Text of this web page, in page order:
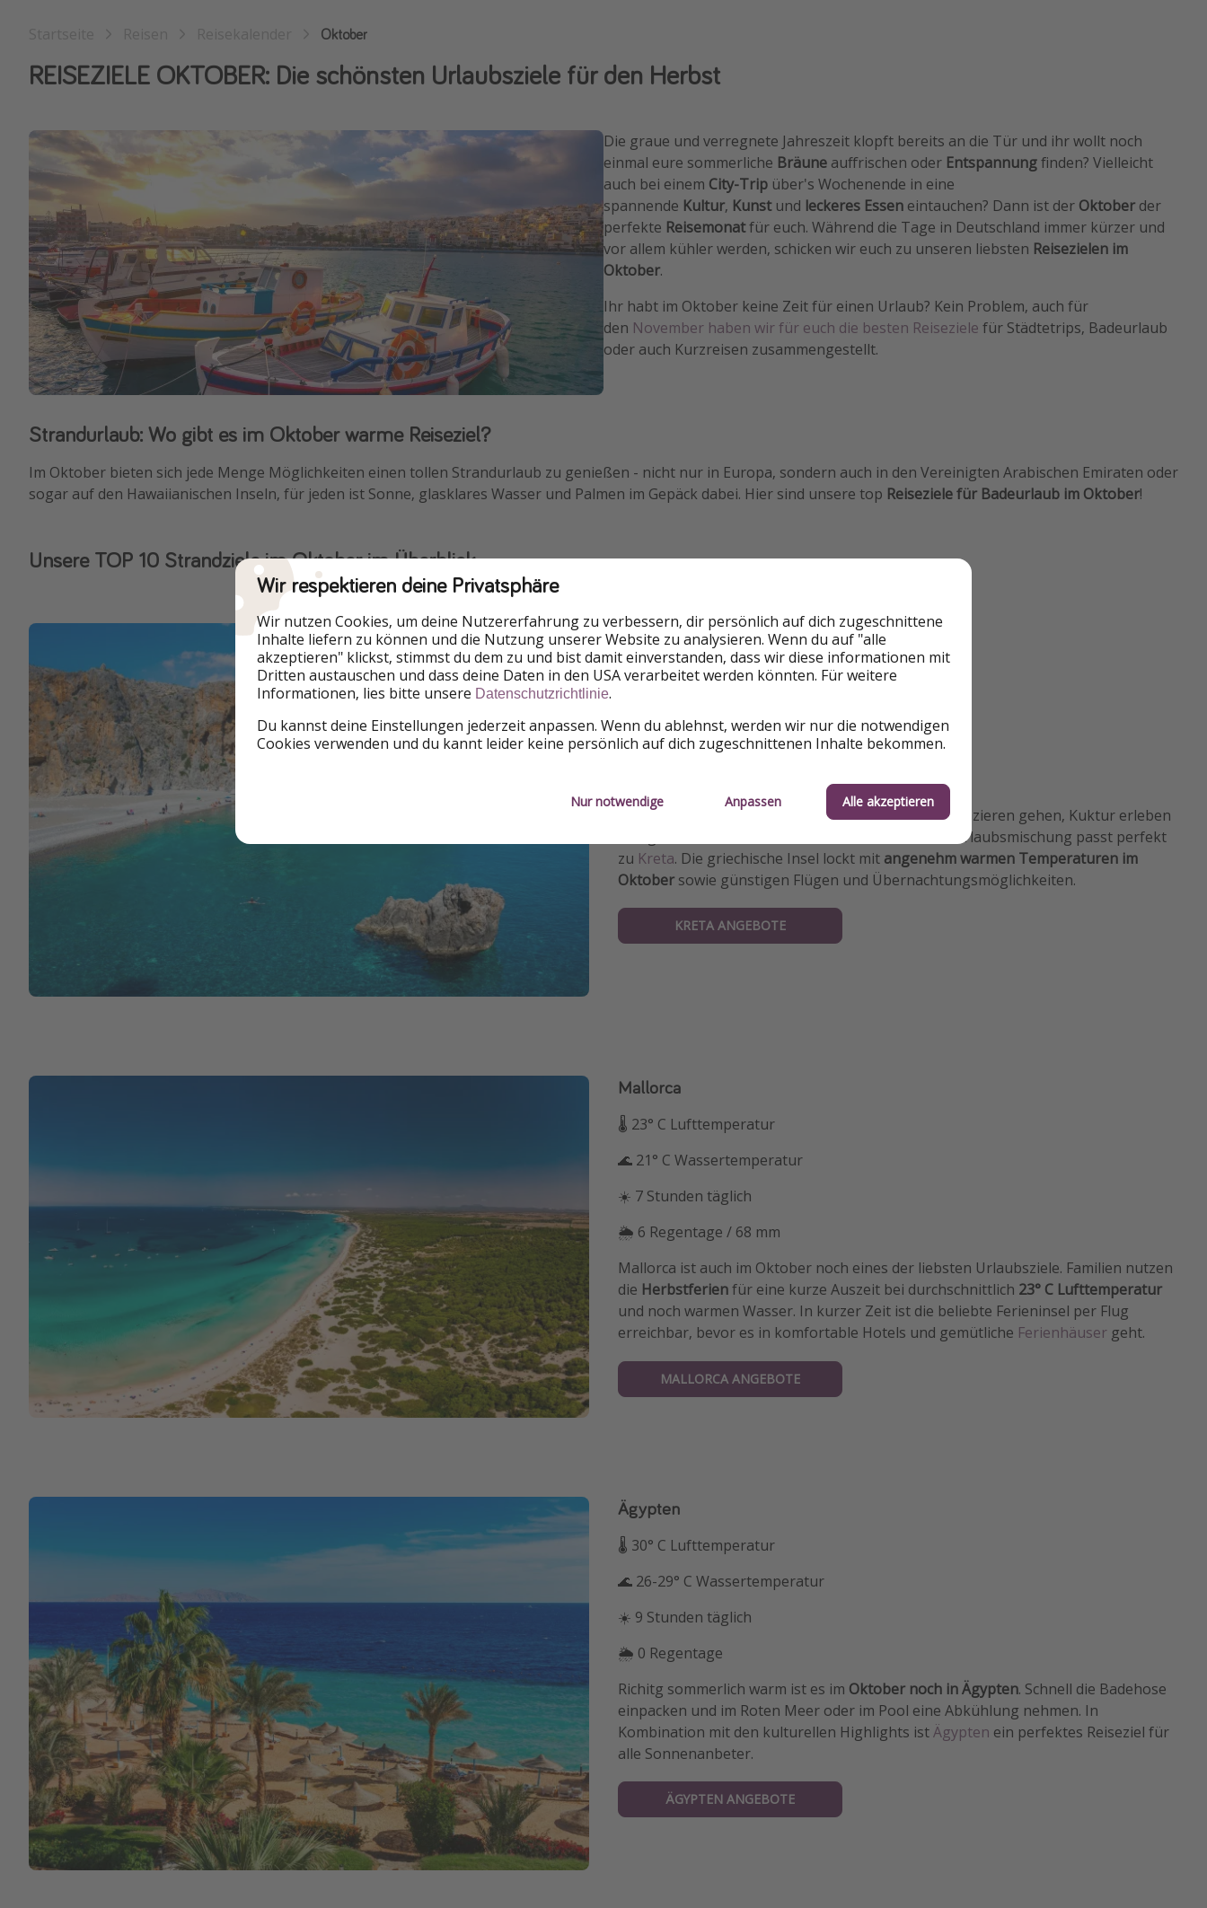
Oktober
REISEZIELE OKTOBER: Die schönsten Urlaubsziele für den Herbst
Die graue und verregnete Jahreszeit klopft bereits an die Tür und ihr wollt noch
einmal eure sommerliche Bräune auffrischen oder Entspannungfinden? Vielleicht
auch bei einem City-Trip über's Wochenende in eine
spannende Kultur, Kunst und leckeres Essen eintauchen? Dann ist der Oktober der
perfekte Reisemonatfür euch. Während die Tage in Deutschland immer kürzer und
vor allem kühler werden, schicken wir euch zu unseren liebsten Reisezielen im
Oktober.
Ihr habt im Oktober keine Zeit für einen Urlaub? Kein Problem, auch für
den November haben wir für euch die besten Reiseziele für Städtetrips, Badeurlaub
oder auch Kurzreisen zusammengestellt.
Strandurlaub: Wo gibt es im Oktober warme Reiseziel?
Im Oktober bieten sich jede Menge Möglichkeiten einen tollen Strandurlaub zu genießen - nicht nur in Europa, sondern auch in den Vereinigten Arabischen Emiraten oder
sogar auf den Hawaiianischen Inseln, für jeden ist Sonne, glasklares Wasser und Palmen im Gepäck dabei. Hier sind unsere top Reiseziele für Badeurlaub im Oktober!
Unsere TOP 10 Strandziele im Oktober im Überblick
Kreta
🌡 23° C Lufttemperatur
☀️ 6 Stunden täglich
Noch einmal ein wenig Sonne tanken, am Strand spazieren gehen, Kuktur erleben
und gute Restaurants besuchen. Die wunderbare Urlaubsmischung passt perfekt
zu Kreta. Die griechische Insel lockt mit angenehm warmen Temperaturen im
Oktober sowie günstigen Flügen und Übernachtungsmöglichkeiten.
KRETA ANGEBOTE
Mallorca
🌡 23° C Lufttemperatur
🌊 21° C Wassertemperatur
☀️ 7 Stunden täglich
🌦 6 Regentage / 68 mm
Mallorca ist auch im Oktober noch eines der liebsten Urlaubsziele. Familien nutzen
die Herbstferienfür eine kurze Auszeit bei durchschnittlich 23° C Lufttemperatur
und noch warmen Wasser. In kurzer Zeit ist die beliebte Ferieninsel per Flug
erreichbar, bevor es in komfortable Hotels und gemütliche Ferienhäuser geht.
MALLORCA ANGEBOTE
Ägypten
🌡 30° C Lufttemperatur
🌊 26-29° C Wassertemperatur
☀️ 9 Stunden täglich
🌦 0 Regentage
Richitg sommerlich warm ist es im Oktober noch in Ägypten. Schnell die Badehose
einpacken und im Roten Meer oder im Pool eine Abkühlung nehmen. In
Kombination mit den kulturellen Highlights istÄgypten ein perfektes Reiseziel für
alle Sonnenanbeter.
ÄGYPTEN ANGEBOTE
Wir respektieren deine Privatsphäre
Wir nutzen Cookies, um deine Nutzererfahrung zu verbessern, dir persönlich auf dich zugeschnittene
Inhalte liefern zu können und die Nutzung unserer Website zu analysieren. Wenn du auf "alle
akzeptieren" klickst, stimmst du dem zu und bist damit einverstanden, dass wir diese informationen mit
Dritten austauschen und dass deine Daten in den USA verarbeitet werden könnten. Für weitere
Informationen, lies bitte unsere Datenschutzrichtlinie.
Du kannst deine Einstellungen jederzeit anpassen. Wenn du ablehnst, werden wir nur die notwendigen
Cookies verwenden und du kannt leider keine persönlich auf dich zugeschnittenen Inhalte bekommen.
Nur notwendige Anpassen Alle akzeptieren